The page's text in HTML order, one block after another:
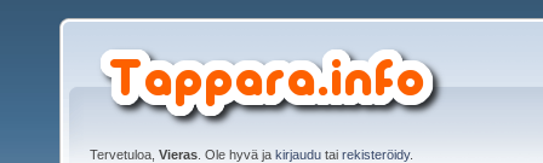
Tervetuloa, Vieras . Ole hyvä ja kirjaudu tai rekisteröidy.